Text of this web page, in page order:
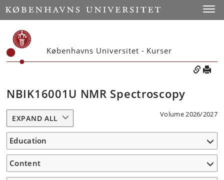
Københavns Universitet - Kurser
NBIK16001U NMR Spectroscopy
Volume 2026/2027
EXPAND ALL
Education
Content